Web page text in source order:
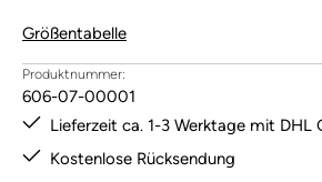
Größentabelle
Produktnummer:
606-07-00001
Lieferzeit ca. 1-3 Werktage mit DHL
Kostenlose Rücksendung